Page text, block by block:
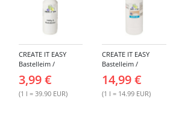
CREATE IT EASY
Bastelleim /
ml
3,99 €
(1 l = 39.90 EUR)
CREATE IT EASY
Bastelleim /
1000 ml
14,99 €
(1 l = 14.99 EUR)